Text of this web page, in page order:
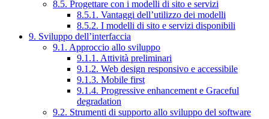
8.5. Progettare con i modelli di sito e servizi
8.5.1. Vantaggi dell’utilizzo dei modelli
8.5.2. I modelli di sito e servizi disponibili
9. Sviluppo dell’interfaccia
9.1. Approccio allo sviluppo
9.1.1. Attività preliminari
9.1.2. Web design responsivo e accessibile
9.1.3. Mobile first
9.1.4. Progressive enhancement e Graceful
degradation
9.2. Strumenti di supporto allo sviluppo del software